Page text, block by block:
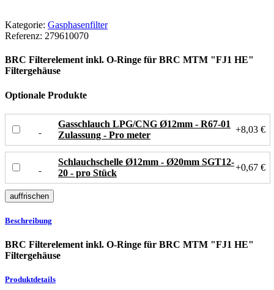
Kategorie: Gasphasenfilter
Referenz: 279610070
BRC Filterelement inkl. O-Ringe für BRC MTM "FJ1 HE"
Filtergehäuse
Optionale Produkte
Gasschlauch LPG/CNG Ø12mm - R67-01
Zulassung - Pro meter
+8,03 €
Schlauchschelle Ø12mm - Ø20mm SGT12-
20 - pro Stück
+0,67 €
Beschreibung
BRC Filterelement inkl. O-Ringe für BRC MTM "FJ1 HE"
Filtergehäuse
Produktdetails